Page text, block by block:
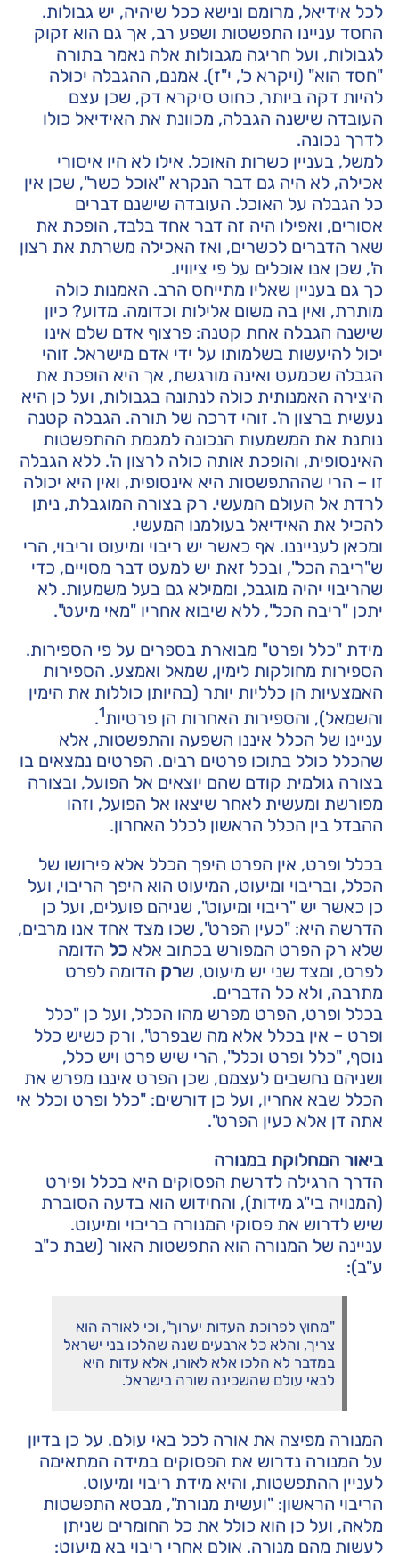
לכל אידיאל, מרומם ונישא ככל שיהיה, יש גבולות.
החסד עניינו התפשטות ושפע רב, אך גם הוא זקוק
לגבולות, ועל חריגה מגבולות אלה נאמר בתורה
"חסד הוא" (ויקרא כ', י"ז). אמנם, ההגבלה יכולה
להיות דקה ביותר, כחוט סיקרא דק, שכן עצם
העובדה שישנה הגבלה, מכוונת את האידיאל כולו
לדרך נכונה.
למשל, בעניין כשרות האוכל. אילו לא היו איסורי
אכילה, לא היה גם דבר הנקרא "אוכל כשר", שכן אין
כל הגבלה על האוכל. העובדה שישנם דברים
אסורים, ואפילו היה זה דבר אחד בלבד, הופכת את
שאר הדברים לכשרים, ואז האכילה משרתת את רצון
ה', שכן אנו אוכלים על פי ציוויו.
כך גם בעניין שאליו מתייחס הרב. האמנות כולה
מותרת, ואין בה משום אלילות וכדומה. מדוע? כיון
שישנה הגבלה אחת קטנה: פרצוף אדם שלם אינו
יכול להיעשות בשלמותו על ידי אדם מישראל. זוהי
הגבלה שכמעט ואינה מורגשת, אך היא הופכת את
היצירה האמנותית כולה לנתונה בגבולות, ועל כן היא
נעשית ברצון ה'. זוהי דרכה של תורה. הגבלה קטנה
נותנת את המשמעות הנכונה למגמת ההתפשטות
האינסופית, והופכת אותה כולה לרצון ה'. ללא הגבלה
זו – הרי שההתפשטות היא אינסופית, ואין היא יכולה
לרדת אל העולם המעשי. רק בצורה המוגבלת, ניתן
להכיל את האידיאל בעולמנו המעשי.
ומכאן לענייננו. אף כאשר יש ריבוי ומיעוט וריבוי, הרי
ש"ריבה הכל", ובכל זאת יש למעט דבר מסויים, כדי
שהריבוי יהיה מוגבל, וממילא גם בעל משמעות. לא
יתכן "ריבה הכל", ללא שיבוא אחריו "מאי מיעט".
מידת "כלל ופרט" מבוארת בספרים על פי הספירות.
הספירות מחולקות לימין, שמאל ואמצע. הספירות
האמצעיות הן כלליות יותר (בהיותן כוללות את הימין
והשמאל), והספירות האחרות הן פרטיות1
.
עניינו של הכלל איננו השפעה והתפשטות, אלא
שהכלל כולל בתוכו פרטים רבים. הפרטים נמצאים בו
בצורה גולמית קודם שהם יוצאים אל הפועל, ובצורה
מפורשת ומעשית לאחר שיצאו אל הפועל, וזהו
ההבדל בין הכלל הראשון לכלל האחרון.
בכלל ופרט, אין הפרט היפך הכלל אלא פירושו של
הכלל, ובריבוי ומיעוט, המיעוט הוא היפך הריבוי, ועל
כן כאשר יש "ריבוי ומיעוט", שניהם פועלים, ועל כן
הדרשה היא: "כעין הפרט", שכו מצד אחד אנו מרבים,
שלא רק הפרט המפורש בכתוב אלא כל הדומה
לפרט, ומצד שני יש מיעוט, שרק הדומה לפרט
מתרבה, ולא כל הדברים.
בכלל ופרט, הפרט מפרש מהו הכלל, ועל כן "כלל
ופרט – אין בכלל אלא מה שבפרט", ורק כשיש כלל
נוסף, "כלל ופרט וכלל", הרי שיש פרט ויש כלל,
ושניהם נחשבים לעצמם, שכן הפרט איננו מפרש את
הכלל שבא אחריו, ועל כן דורשים: "כלל ופרט וכלל אי
אתה דן אלא כעין הפרט".
ביאור המחלוקת במנורה
הדרך הרגילה לדרשת הפסוקים היא בכלל ופירט
(המנויה בי"ג מידות), והחידוש הוא בדעה הסוברת
שיש לדרוש את פסוקי המנורה בריבוי ומיעוט.
עניינה של המנורה הוא התפשטות האור (שבת כ"ב
ע"ב):
"מחוץ לפרוכת העדות יערוך", וכי לאורה הוא
צריך, והלא כל ארבעים שנה שהלכו בני ישראל
במדבר לא הלכו אלא לאורו, אלא עדות היא
לבאי עולם שהשכינה שורה בישראל.
המנורה מפיצה את אורה לכל באי עולם. על כן בדיון
על המנורה נדרוש את הפסוקים במידה המתאימה
לעניין ההתפשטות, והיא מידת ריבוי ומיעוט.
הריבוי הראשון: "ועשית מנורת", מבטא התפשטות
מלאה, ועל כן הוא כולל את כל החומרים שניתן
לעשות מהם מנורה. אולם אחרי ריבוי בא מיעוט: